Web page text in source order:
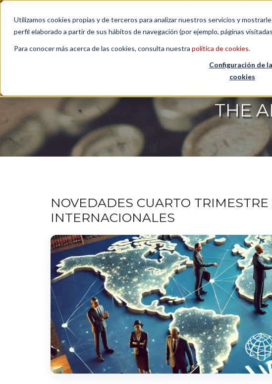
Utilizamos cookies propias y de terceros para analizar nuestros servicios y
perfil elaborado a partir de sus hábitos de navegación (por ejemplo, páginas
Para conocer más acerca de las cookies, consulta nuestra política de cookies.
Configuración de
cookies
THE
NOVEDADES CUARTO
INTERNACIONALES